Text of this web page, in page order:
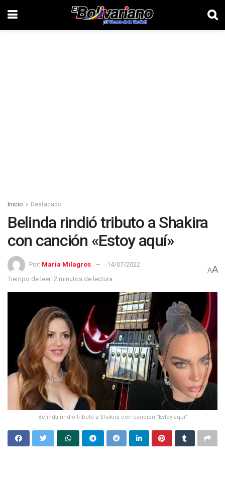
Inicio Destacado
Belinda rindió tributo a Shakira
con canción «Estoy aquí»
Por: Maria Milagros
14/07/2022
Tiempo de leer: 2 minutos de lectura
AA
Belinda rindió tributo a Shakira con canción "Estoy aquí"